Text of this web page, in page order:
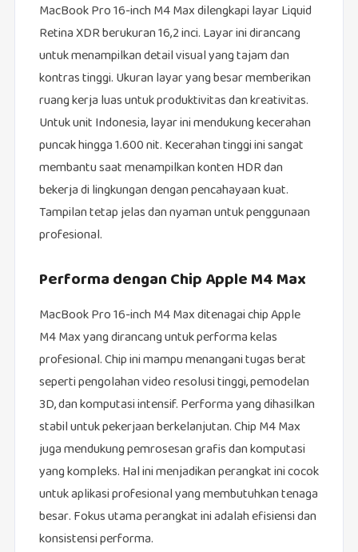
MacBook Pro 16-inch M4 Max dilengkapi layar Liquid
Retina XDR berukuran 16,2 inci. Layar ini dirancang
untuk menampilkan detail visual yang tajam dan
kontras tinggi. Ukuran layar yang besar memberikan
ruang kerja luas untuk produktivitas dan kreativitas.
Untuk unit Indonesia, layar ini mendukung kecerahan
puncak hingga 1.600 nit. Kecerahan tinggi ini sangat
membantu saat menampilkan konten HDR dan
bekerja di lingkungan dengan pencahayaan kuat.
Tampilan tetap jelas dan nyaman untuk penggunaan
profesional.
Performa dengan Chip Apple M4 Max
MacBook Pro 16-inch M4 Max ditenagai chip Apple
M4 Max yang dirancang untuk performa kelas
profesional. Chip ini mampu menangani tugas berat
seperti pengolahan video resolusi tinggi, pemodelan
3D, dan komputasi intensif. Performa yang dihasilkan
stabil untuk pekerjaan berkelanjutan. Chip M4 Max
juga mendukung pemrosesan grafis dan komputasi
yang kompleks. Hal ini menjadikan perangkat ini cocok
untuk aplikasi profesional yang membutuhkan tenaga
besar. Fokus utama perangkat ini adalah efisiensi dan
konsistensi performa.